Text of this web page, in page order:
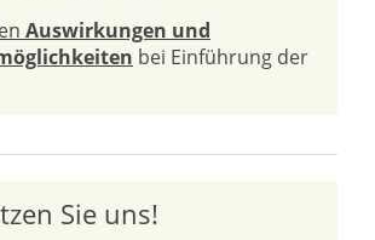
Auswirkungen und
bei Einführung der
Sie uns!